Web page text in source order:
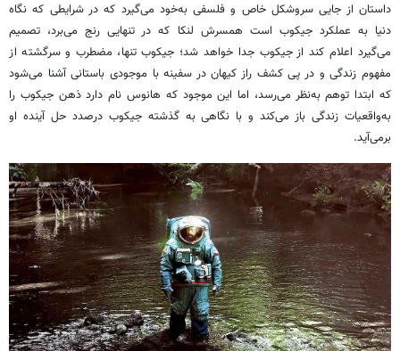
داستان از جایی سروشکل خاص و فلسفی به‌خود می‌گیرد که در شرایطی که نگاه
دنیا به عملکردجیکوب است همسرش لنکا که در تنهایی رنج می‌برد، تصمیم
می‌گیرد اعلام کند ازجیکوب جدا خواهد شد؛ جیکوبتنها، مضطرب و سرگشته از
مفهوم زندگی و در پی کشف راز کیهان در سفینه با موجودی باستانی آشنا می‌شود
که ابتدا توهم به‌نظر می‌رسد، اما این موجود که هانوس نام دارد ذهنجیکوب را
به‌واقعیات زندگی باز می‌کند و با نگاهی به گذشتهجیکوب درصدد حل آینده او
برمی‌آید.